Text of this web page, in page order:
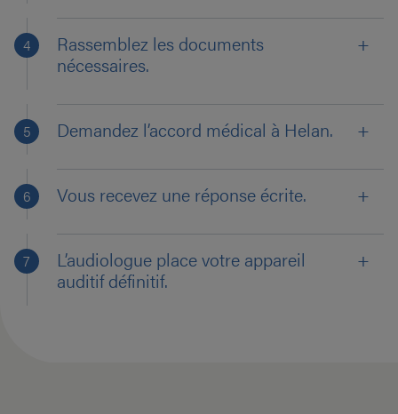
Rassemblez les documents
nécessaires.
Demandez l’accord médical à Helan.
Vous recevez une réponse écrite.
L’audiologue place votre appareil
auditif définitif.